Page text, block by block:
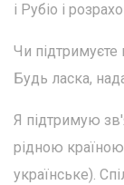
і Рубіо і
Чи
Будь ласка,
Я підтримую
рідною
українське).